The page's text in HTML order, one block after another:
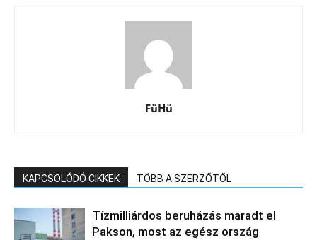
FüHü
KAPCSOLÓDÓ CIKKEK TÖBB A SZERZŐTŐL
Tízmilliárdos beruházás maradt el
Pakson, most az egész ország